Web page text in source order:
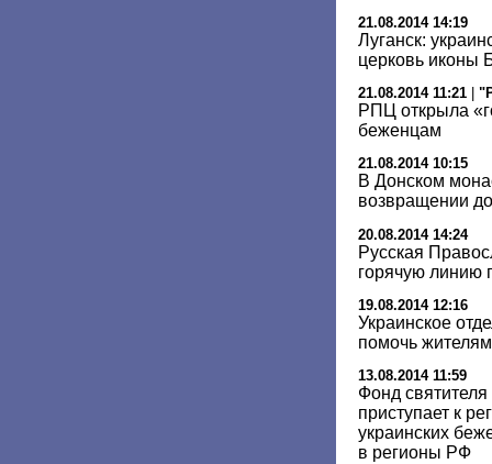
21.08.2014 14:19
Луганск:
церковь иконы
21.08.2014 11:21
РПЦ открыла
беженцам
21.08.2014 10:15
В Донском
возвращении
20.08.2014 14:24
Русская
горячую
19.08.2014 12:16
Украинское
помочь
13.08.2014 11:59
Фонд
приступает к
украинских
в регионы РФ